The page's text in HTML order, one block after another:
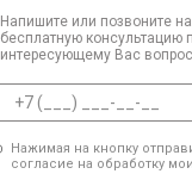
Напишите или позвоните
бесплатную консультацию
интересующему Вас
Нажимая на кнопку
согласие на обработку